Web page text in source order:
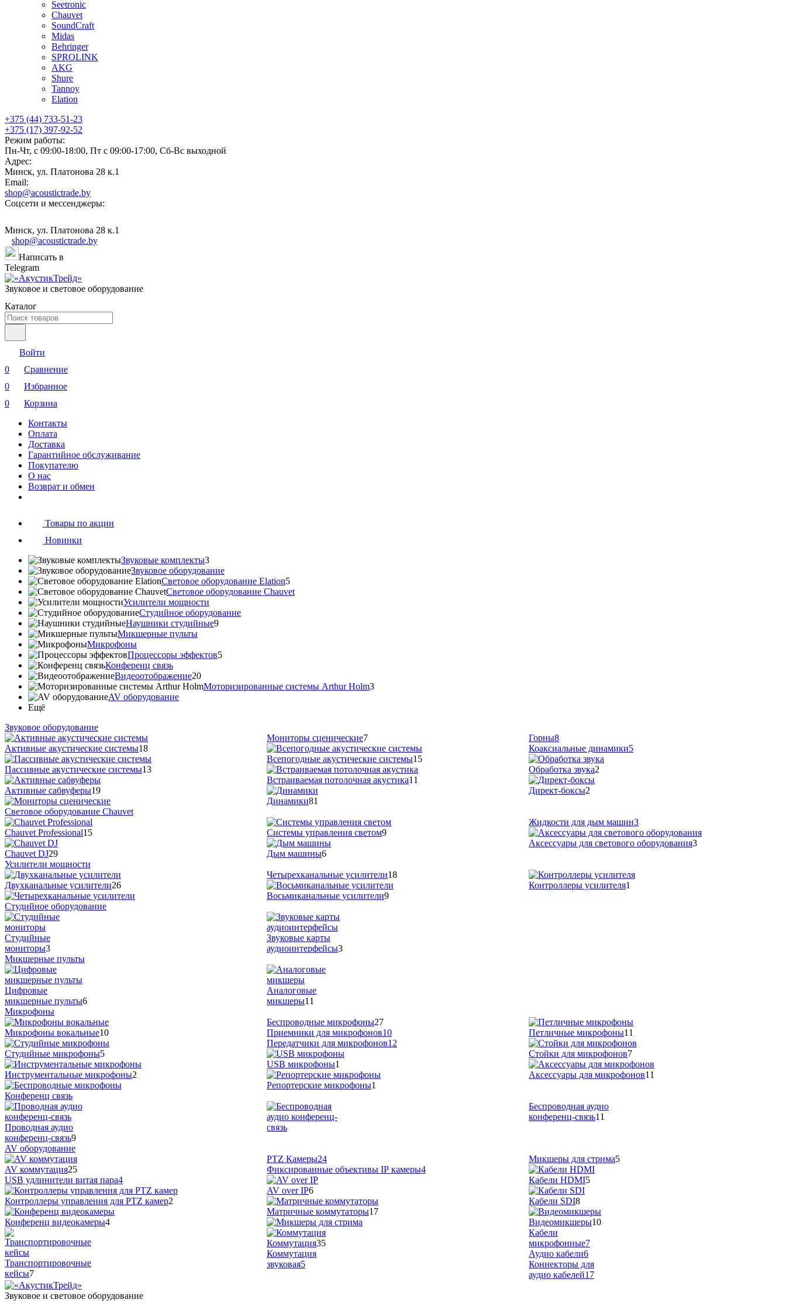
Seetronic
Chauvet
SoundCraft
Midas
Behringer
SPROLINK
AKG
Shure
Tannoy
Elation
+375 (44) 733-51-23
+375 (17) 397-92-52
Режим работы:
Пн-Чт, с 09:00-18:00, Пт с 09:00-17:00, Сб-Вс выходной
Адрес:
Минск, ул. Платонова 28 к.1
Email:
shop@acoustictrade.by
Соцсети и мессенджеры:
Минск, ул. Платонова 28 к.1
shop@acoustictrade.by
Написать в
Telegram
Звуковое и световое оборудование
Каталог
Войти
0
Сравнение
0
Избранное
0
Корзина
Контакты
Оплата
Доставка
Гарантийное обслуживание
Покупателю
О нас
Возврат и обмен
Товары по акции
Новинки
Звуковые комплекты3
Звуковое оборудование
Световое оборудование Elation5
Cветовое оборудование Chauvet
Усилители мощности
Студийное оборудование
Наушники студийные9
Микшерные пульты
Микрофоны
Процессоры эффектов5
Конференц связь
Видеоотображение20
Моторизированные системы Arthur Holm3
AV оборудование
Ещё
Звуковое оборудование
Активные акустические системы18
Пассивные акустические системы13
Активные сабвуферы19
Мониторы сценические7
Всепогодные акустические системы15
Встраиваемая потолочная акустика11
Динамики81
Горны8
Коаксиальные динамики5
Обработка звука2
Директ-боксы2
Cветовое оборудование Chauvet
Chauvet Professional15
Chauvet DJ29
Системы управления светом9
Дым машины6
Жидкости для дым машин3
Аксессуары для светового оборудования3
Усилители мощности
Двухканальные усилители26
Четырехканальные усилители18
Восьмиканальные усилители9
Контроллеры усилителя1
Студийное оборудование
Студийные
мониторы3
Звуковые карты
аудиоинтерфейсы3
Микшерные пульты
Цифровые
микшерные пульты6
Аналоговые
микшеры11
Микрофоны
Микрофоны вокальные10
Студийные микрофоны5
Инструментальные микрофоны2
Беспроводные микрофоны27
Приемники для микрофонов10
Передатчики для микрофонов12
USB микрофоны1
Репортерские микрофоны1
Петличные микрофоны11
Стойки для микрофонов7
Аксессуары для микрофонов11
Конференц связь
Проводная аудио
конференц-связь9
Беспроводная аудио
конференц-связь11
AV оборудование
AV коммутация25
USB удлинители витая пара4
Контроллеры управления для PTZ камер2
Конференц видеокамеры4
PTZ Камеры24
Фиксированные объективы IP камеры4
AV over IP6
Матричные коммутаторы17
Микшеры для стрима5
Кабели HDMI5
Кабели SDI8
Видеомикшеры10
Транспортировочные
кейсы7
Коммутация35
Коммутация
звуковая5
Кабели
микрофонные7
Аудио кабели6
Коннекторы для
аудио кабелей17
Звуковое и световое оборудование